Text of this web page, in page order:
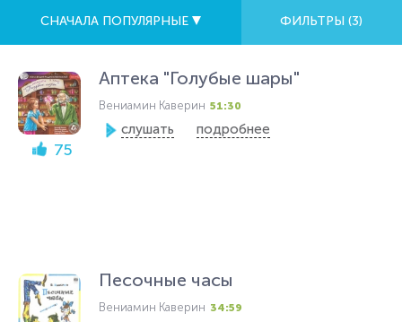
СНАЧАЛА ПОПУЛЯРНЫЕ ФИЛЬТРЫ (3)
75
Аптека "Голубые шары"
Вениамин Каверин 51:30
слушать подробнее
Песочные часы
Вениамин Каверин 34:59